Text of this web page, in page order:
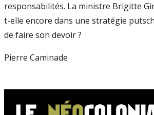
responsabilités. La ministre Brigitte
t-elle encore dans une stratégie
de faire son devoir ?
Pierre Caminade